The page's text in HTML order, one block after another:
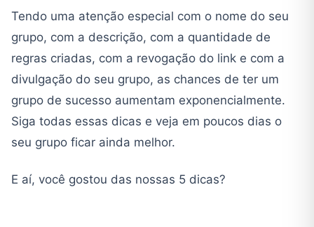
Tendo uma atenção especial com o nome do seu
grupo, com a descrição, com a quantidade de
regras criadas, com a revogação do link e com a
divulgação do seu grupo, as chances de ter um
grupo de sucesso aumentam exponencialmente.
Siga todas essas dicas e veja em poucos dias o
seu grupo ficar ainda melhor.
E aí, você gostou das nossas 5 dicas?